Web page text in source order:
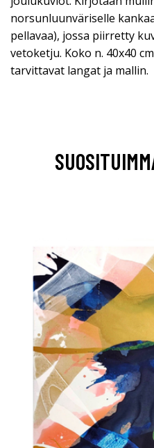
norsunluunväriselle
pellavaa), jossa piirretty
vetoketju. Koko n. 40x40
tarvittavat langat ja mallin.